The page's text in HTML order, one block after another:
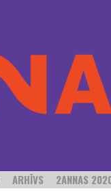
ARHĪVS 2ANNAS